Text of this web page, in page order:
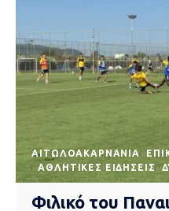
AΙΤΩΛΟΑΚΑΡΝΑΝΊΑ
ΑΘΛΗΤΙΚΈΣ ΕΙΔΉΣΕΙΣ
Φιλικό του